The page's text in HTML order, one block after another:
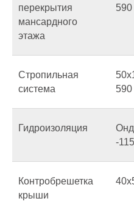
перекрытия
мансардного
этажа
Стропильная
система
Гидроизоляция
-
Контробрешетка
крыши